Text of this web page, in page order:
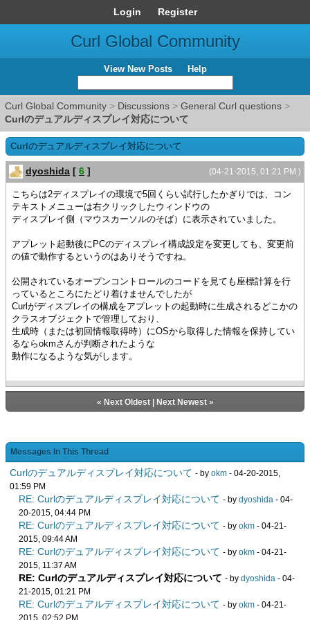
Login Register
Curl Global Community
View New Posts Help
Curl Global Community > Discussions > General Curl questions >
Curlのデュアルディスプレイ対応について
Curlのデュアルディスプレイ対応について
(04-21-2015, 01:21 PM )
dyoshida [ 6 ]
こちらは2ディスプレイの環境で5回くらい試行したかぎりでは、コン
テキストメニューは右クリックしたウィンドウの
ディスプレイ側（マウスカーソルのそば）に表示されていました。
アプレット起動後にPCのディスプレイ構成設定を変更しても、変更前
の値で動作するというのはありそうですね。
公開されているオープンコントロールのコードを見ても座標計算を行
っているところにたどり着けませんでしたが
Curlがディスプレイの構成をアプレットの起動時に生成されるどこかの
クラスオブジェクトで管理しており、
生成時（または初回情報取得時）にOSから取得した情報を保持してい
るならokmさんが判断されたような
動作になるような気がします。
« Next Oldest| Next Newest»
Messages In This Thread
Curlのデュアルディスプレイ対応について - by okm - 04-20-2015,
01:59 PM
RE: Curlのデュアルディスプレイ対応について - by dyoshida - 04-
20-2015, 04:44 PM
RE: Curlのデュアルディスプレイ対応について - by okm - 04-21-
2015, 09:44 AM
RE: Curlのデュアルディスプレイ対応について - by okm - 04-21-
2015, 11:37 AM
RE: Curlのデュアルディスプレイ対応について - by dyoshida - 04-
21-2015, 01:21 PM
RE: Curlのデュアルディスプレイ対応について - by okm - 04-21-